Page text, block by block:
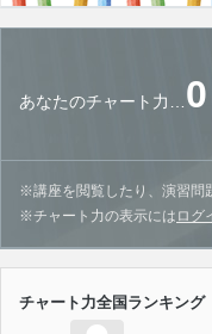
あなたのチャート力… 0
※講座を閲覧したり、演習問
※チャート力の表示には ログ
チャート力全国ランキング